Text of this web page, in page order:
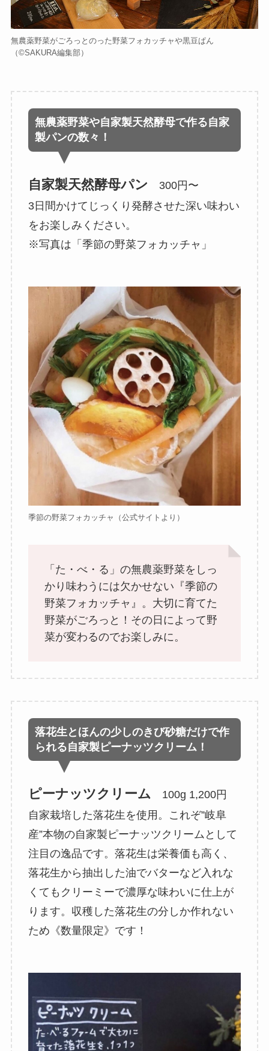
無農薬野菜がごろっとのった野菜フォカッチャや黒豆ぱん
（©️SAKURA編集部）
無農薬野菜や自家製天然酵母で作る自家
製パンの数々！
自家製天然酵母パン 300円〜
3日間かけてじっくり発酵させた深い味わい
をお楽しみください。
※写真は「季節の野菜フォカッチャ」
季節の野菜フォカッチャ（公式サイトより）
「た・べ・る」の無農薬野菜をしっ
かり味わうには欠かせない『季節の
野菜フォカッチャ』。大切に育てた
野菜がごろっと！その日によって野
菜が変わるのでお楽しみに。
落花生とほんの少しのきび砂糖だけで作
られる自家製ピーナッツクリーム！
ピーナッツクリーム 100g 1,200円
自家栽培した落花生を使用。これぞ”岐阜
産”本物の自家製ピーナッツクリームとして
注目の逸品です。落花生は栄養価も高く、
落花生から抽出した油でバターなど入れな
くてもクリーミーで濃厚な味わいに仕上が
ります。収穫した落花生の分しか作れない
ため《数量限定》です！